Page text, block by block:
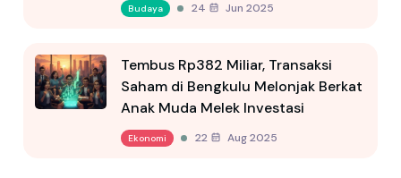
Budaya 24 Jun 2025
Tembus Rp382 Miliar, Transaksi
Saham di Bengkulu Melonjak Berkat
Anak Muda Melek Investasi
Ekonomi 22 Aug 2025